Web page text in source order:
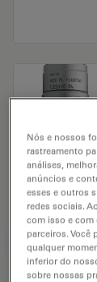
1,25x/0,04
Nós e nossos
rastreamento
análises,
anúncios e
esses e outros
redes sociais.
com isso e
parceiros. Você
qualquer
inferior do
sobre nossas